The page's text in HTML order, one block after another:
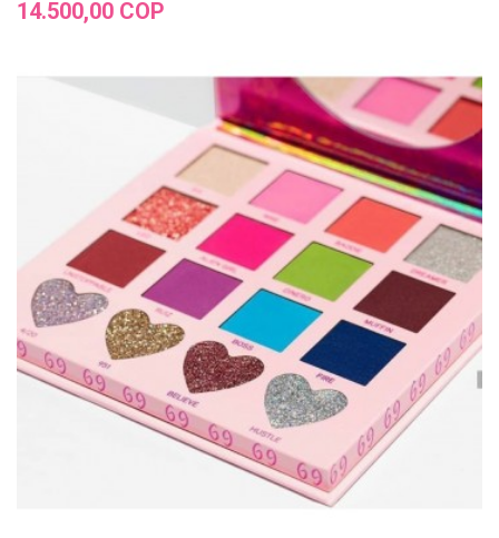
Precio
14.500,00 COP